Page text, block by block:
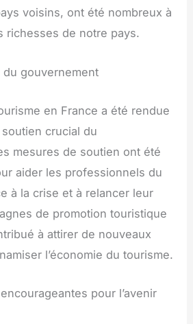
voisins, ont été nombreux à
richesses de notre pays.
gouvernement
en France a été rendue
crucial du
mesures de soutien ont été
aider les professionnels du
à la crise et à relancer leur
de promotion touristique
à attirer de nouveaux
l’économie du tourisme.
pour l’avenir